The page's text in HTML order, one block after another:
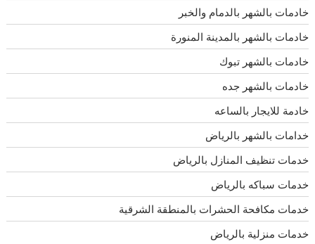
خادمات بالشهر بالدمام والخبر
خادمات بالشهر بالمدينة المنورة
خادمات بالشهر تبوك
خادمات بالشهر جده
خادمة للايجار بالساعه
خدامات بالشهر بالرياض
خدمات تنظيف المنازل بالرياض
خدمات سباكه بالرياض
خدمات مكافحة الحشرات بالمنطقة الشرقية
خدمات منزلية بالرياض